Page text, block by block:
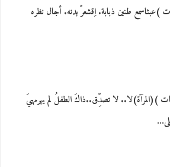
)عبثاسمع طنين ذبابة. اِقشعرّ بدنه. أجال نظره
)(المرآة)لا.. لا تصدِّق..ذاكَ الطفلُ لم يهرمهيَ